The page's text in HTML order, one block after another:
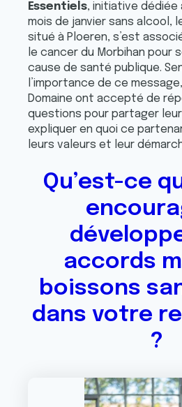
Essentiels, initiative dédiée
mois de janvier sans alcool,
situé à Ploeren, s’est
le cancer du Morbihan pour
cause de santé publique.
l’importance de ce
Domaine ont accepté de
questions pour partager
expliquer en quoi ce
leurs valeurs et leur
Qu’est-ce
accords
boissons
dans votre
?